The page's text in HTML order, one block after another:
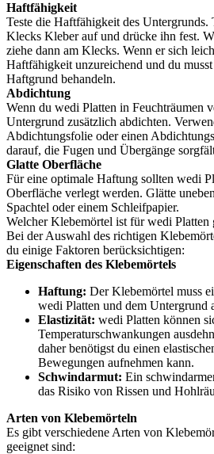
Haftfähigkeit
Teste die Haftfähigkeit des Untergrunds.
Klecks Kleber auf und drücke ihn fest.
ziehe dann am Klecks. Wenn er sich
Haftfähigkeit unzureichend und du
Haftgrund behandeln.
Abdichtung
Wenn du wedi Platten in Feuchträumen
Untergrund zusätzlich abdichten.
Abdichtungsfolie oder einen
darauf, die Fugen und Übergänge
Glatte Oberfläche
Für eine optimale Haftung sollten wedi
Oberfläche verlegt werden. Glätte
Spachtel oder einem Schleifpapier.
Welcher Klebemörtel ist für wedi Platten
Bei der Auswahl des richtigen
du einige Faktoren berücksichtigen:
Eigenschaften des Klebemörtels
Haftung: Der Klebemörtel muss
wedi Platten und dem Untergrund
Elastizität: wedi Platten können
Temperaturschwankungen
daher benötigst du einen
Bewegungen aufnehmen kann.
Schwindarmut: Ein
das Risiko von Rissen und
Arten von Klebemörteln
Es gibt verschiedene Arten von
geeignet sind: